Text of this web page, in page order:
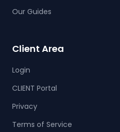
Our Guides
Client Area
Login
CLIENT Portal
Privacy
Terms of Service